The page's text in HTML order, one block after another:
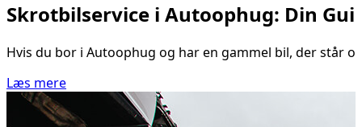
Skrotbilservice i Autoophug: Din
Hvis du bor i Autoophug og har en gammel bil, der står
Læs mere